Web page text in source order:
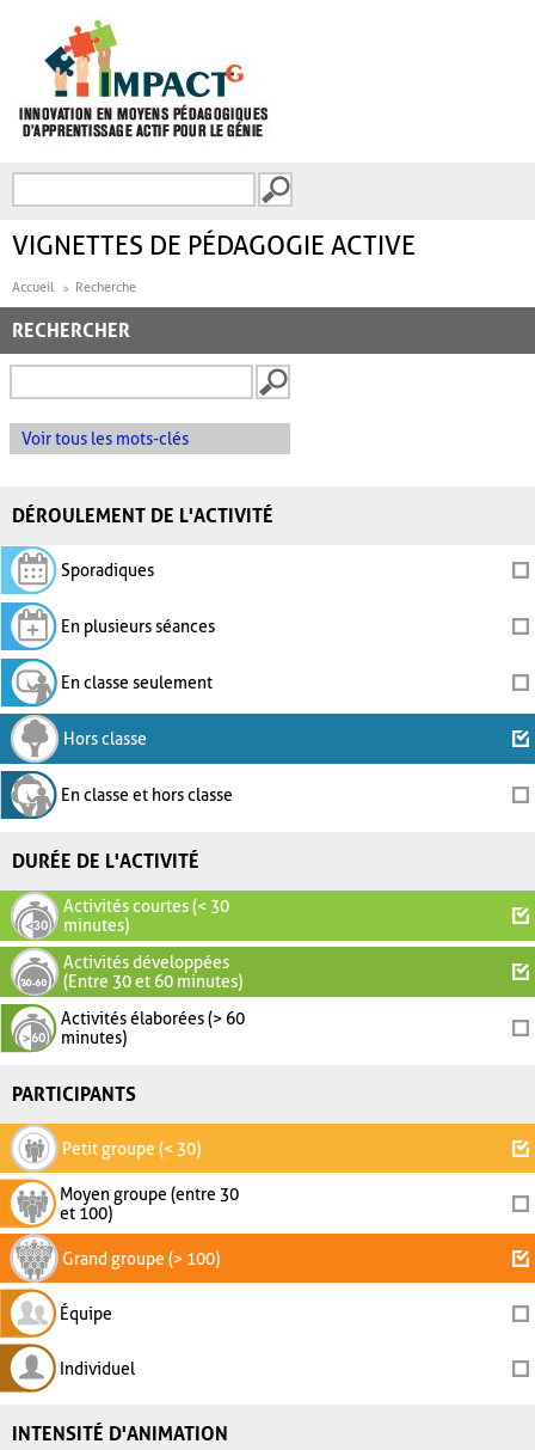
FORMULAIRE DE
VIGNETTES DE PÉDAGOGIE ACTIVE
Accueil Recherche
RECHERCHER
Voir tous les mots-clés
DÉROULEMENT DE L'ACTIVITÉ
Sporadiques
En plusieurs séances
En classe seulement
Hors classe
En classe et hors classe
DURÉE DE L'ACTIVITÉ
Activités courtes (< 30
minutes)
Activités développées
(Entre 30 et 60 minutes)
Activités élaborées (> 60
minutes)
PARTICIPANTS
Petit groupe (< 30)
Moyen groupe (entre 30
et 100)
Grand groupe (> 100)
Équipe
Individuel
INTENSITÉ D'ANIMATION